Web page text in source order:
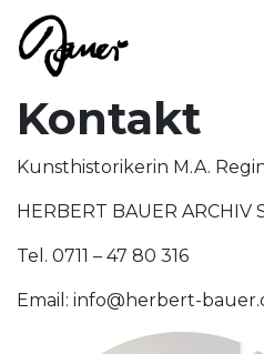
Main
Kontakt
Kunsthistorikerin M.A.
HERBERT BAUER ARCHIV
Tel. 0711 – 47 80 316
Email: info@herbert-